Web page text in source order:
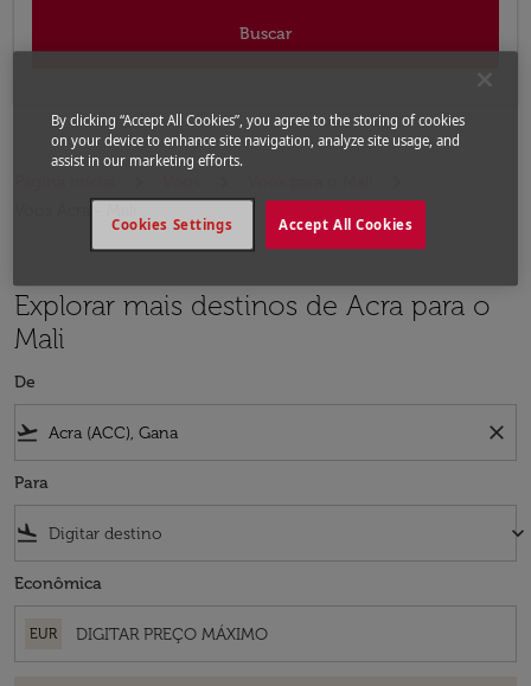
Buscar
Explorar mais destinos de Acra para o
Mali
De
flight_takeoff close
Para
flight_land keyboard_arrow_down
Econômica
EUR
By clicking “Accept All Cookies”, you agree to the storing of cookies
on your device to enhance site navigation, analyze site usage, and
assist in our marketing efforts.
Accept All Cookies
Cookies Settings